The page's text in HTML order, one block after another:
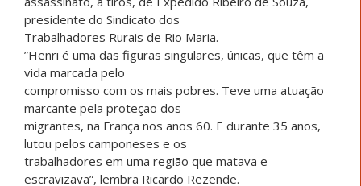
presidente do Sindicato dos
Trabalhadores Rurais de Rio Maria.
”Henri é uma das figuras singulares, únicas, que têm a
vida marcada pelo
compromisso com os mais pobres. Teve uma atuação
marcante pela proteção dos
migrantes, na França nos anos 60. E durante 35 anos,
lutou pelos camponeses e os
trabalhadores em uma região que matava e
escravizava”, lembra Ricardo Rezende.